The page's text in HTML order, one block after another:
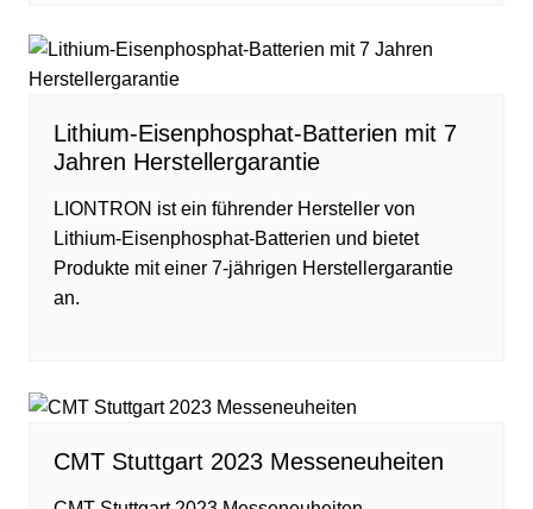
Lithium-Eisenphosphat-Batterien mit 7
Jahren Herstellergarantie
LIONTRON ist ein führender Hersteller von
Lithium-Eisenphosphat-Batterien und bietet
Produkte mit einer 7-jährigen Herstellergarantie
an.
CMT Stuttgart 2023 Messeneuheiten